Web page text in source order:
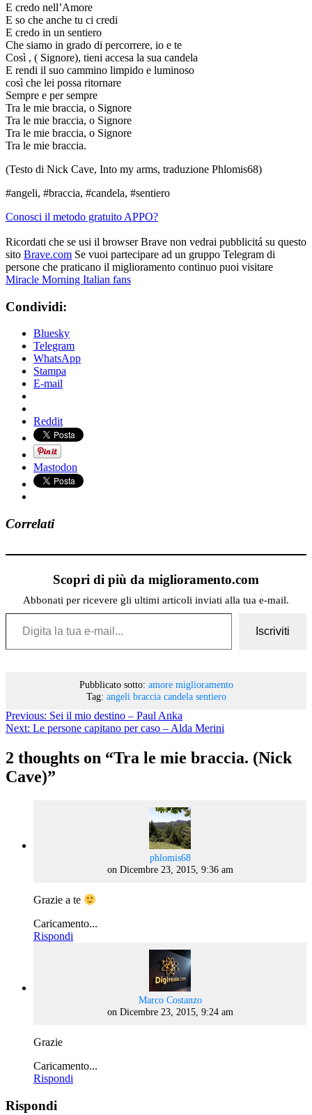
E credo nell’Amore
E so che anche tu ci credi
E credo in un sentiero
Che siamo in grado di percorrere, io e te
Così , ( Signore), tieni accesa la sua candela
E rendi il suo cammino limpido e luminoso
così che lei possa ritornare
Sempre e per sempre
Tra le mie braccia, o Signore
Tra le mie braccia, o Signore
Tra le mie braccia, o Signore
Tra le mie braccia.
(Testo di Nick Cave, Into my arms, traduzione Phlomis68)
#angeli, #braccia, #candela, #sentiero
Conosci il metodo gratuito APPO?
Ricordati che se usi il browser Brave non vedrai pubblicitá su questo
sito Brave.com Se vuoi partecipare ad un gruppo Telegram di
persone che praticano il miglioramento continuo puoi visitare
Miracle Morning Italian fans
Condividi:
Bluesky
Telegram
WhatsApp
Stampa
E-mail
Reddit
Mastodon
Correlati
Scopri di più da miglioramento.com
Abbonati per ricevere gli ultimi articoli inviati alla tua e-mail.
Digita la tua e-mail...
Iscriviti
Pubblicato sotto: amore miglioramento
Tag: angeli braccia candela sentiero
Previous: Sei il mio destino – Paul Anka
Next: Le persone capitano per caso – Alda Merini
2 thoughts on “Tra le mie braccia. (Nick
Cave)”
phlomis68says:
on Dicembre 23, 2015, 9:36 am
Grazie a te
Caricamento...
Rispondi
Marco Costanzosays:
on Dicembre 23, 2015, 9:24 am
Grazie
Caricamento...
Rispondi
Rispondi